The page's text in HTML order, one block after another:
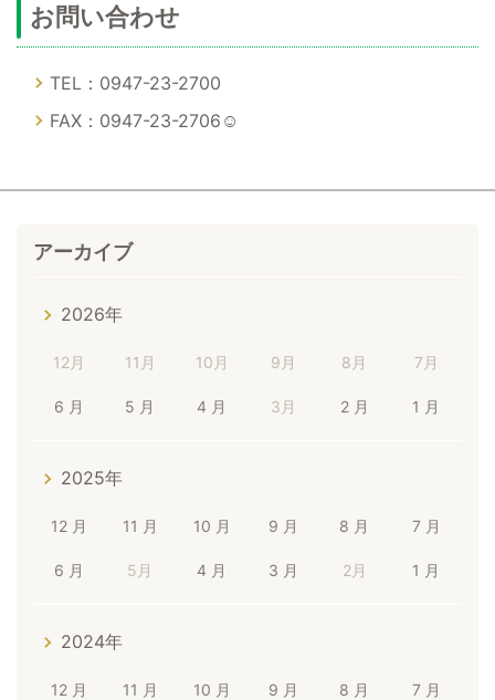
お問い合わせ
TEL：0947-23-2700
FAX：0947-23-2706☺
アーカイブ
2026年
12月 11月 10月 9月 8月 7月
6 月 5 月 4 月 3月 2 月 1 月
2025年
12 月 11 月 10 月 9 月 8 月 7 月
6 月 5月 4 月 3 月 2月 1 月
2024年
12 月 11 月 10 月 9 月 8 月 7 月